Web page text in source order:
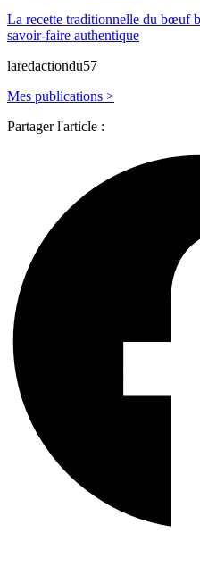
La recette traditionnelle du bœuf
savoir-faire authentique
laredactiondu57
Mes publications >
Partager l'article :